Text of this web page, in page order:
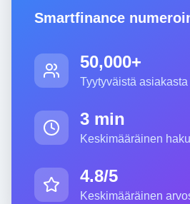
Smartfinance
50,000+
Tyytyväistä asiakasta
3 min
Keskimääräinen
4.8/5
Keskimääräinen